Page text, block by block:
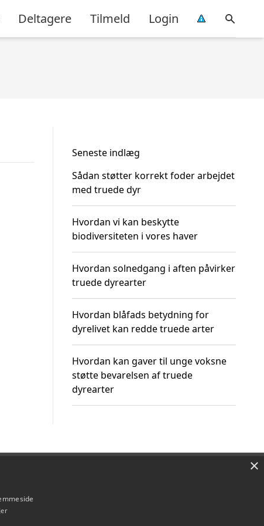
Deltagere Tilmeld Login
Seneste indlæg
Sådan støtter korrekt foder arbejdet
med truede dyr
Hvordan vi kan beskytte
biodiversiteten i vores haver
Hvordan solnedgang i aften påvirker
truede dyrearter
Hvordan blåfads betydning for
dyrelivet kan redde truede arter
Hvordan kan gaver til unge voksne
støtte bevarelsen af truede
dyrearter
×